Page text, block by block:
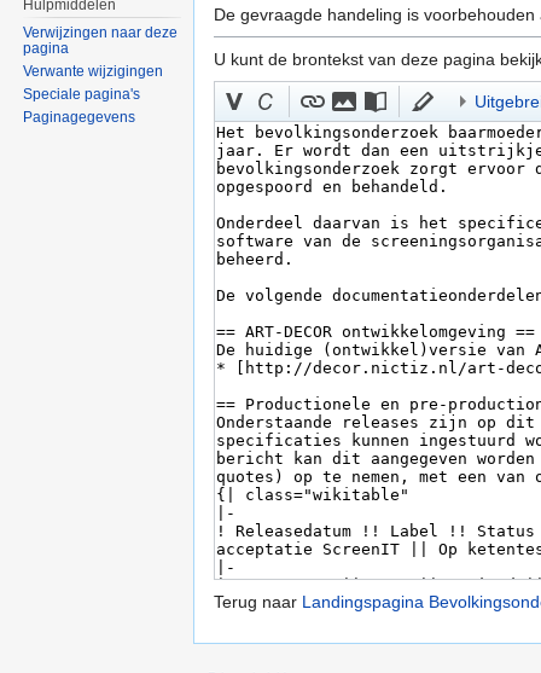
De gevraagde handeling is
U kunt de brontekst van deze pagina
Terug naar Landingspagina
Hulpmiddelen
Verwijzingen naar deze
pagina
Verwante wijzigingen
Speciale pagina's
Paginagegevens